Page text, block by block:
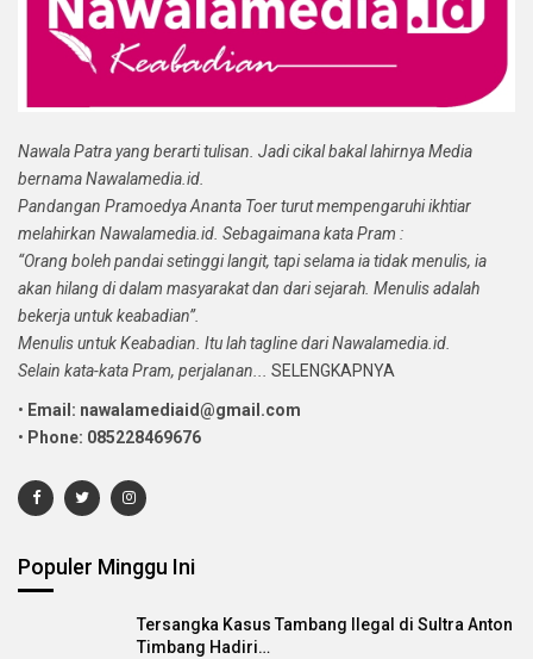
Nawala Patra yang berarti tulisan. Jadi cikal bakal lahirnya Media
bernama Nawalamedia.id.
Pandangan Pramoedya Ananta Toer turut mempengaruhi ikhtiar
melahirkan Nawalamedia.id. Sebagaimana kata Pram :
“Orang boleh pandai setinggi langit, tapi selama ia tidak menulis, ia
akan hilang di dalam masyarakat dan dari sejarah. Menulis adalah
bekerja untuk keabadian”.
Menulis untuk Keabadian. Itu lah tagline dari Nawalamedia.id.
Selain kata-kata Pram, perjalanan... SELENGKAPNYA
• Email: nawalamediaid@gmail.com
• Phone: 085228469676
Populer Minggu Ini
Tersangka Kasus Tambang Ilegal di Sultra Anton
Timbang Hadiri…